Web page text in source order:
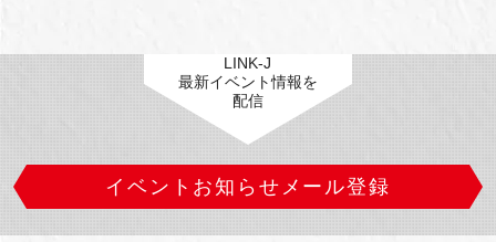
LINK-J
最新イベント情報を
配信
イベントお知らせメール登録